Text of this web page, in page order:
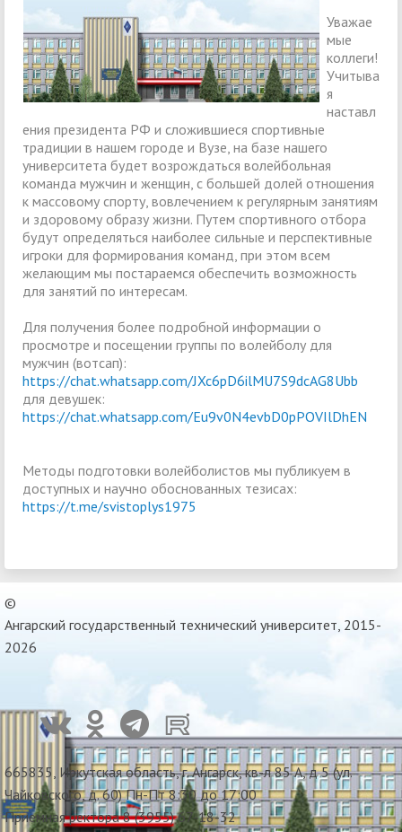
Уважае
мые
коллеги!
Учитыва
я
наставл
ения президента РФ и сложившиеся спортивные
традиции в нашем городе и Вузе, на базе нашего
университета будет возрождаться волейбольная
команда мужчин и женщин, с большей долей отношения
к массовому спорту, вовлечением к регулярным занятиям
и здоровому образу жизни. Путем спортивного отбора
будут определяться наиболее сильные и перспективные
игроки для формирования команд, при этом всем
желающим мы постараемся обеспечить возможность
для занятий по интересам.
Для получения более подробной информации о
просмотре и посещении группы по волейболу для
мужчин (вотсап):
https://chat.whatsapp.com/JXc6pD6ilMU7S9dcAG8Ubb
для девушек:
https://chat.whatsapp.com/Eu9v0N4evbD0pPOVIlDhEN
Методы подготовки волейболистов мы публикуем в
доступных и научно обоснованных тезисах:
https://t.me/svistoplys1975
©
Ангарский государственный технический университет, 2015-
2026
665835, Иркутская область, г. Ангарск, кв-л 85 А, д 5 (ул.
Чайковского, д. 60) Пн-Пт 8:30 до 17:00
Приемная ректора 8 (3955) 67-18-32